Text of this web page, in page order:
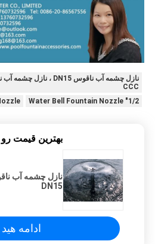
CCC
1/2" Water Bell Fountain Nozzle
بهترين قيمت رو
نازل چشمه آب
DN15
ادامه هید